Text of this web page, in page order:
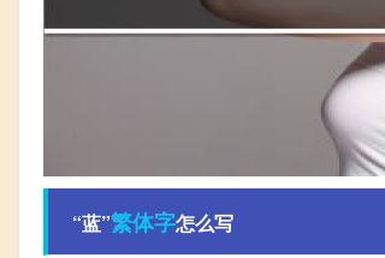
“蓝”繁体字怎么写